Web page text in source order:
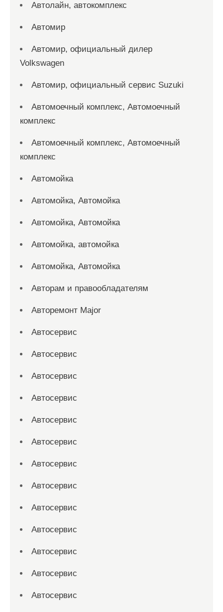
Автолайн, автокомплекс
Автомир
Автомир, официальный дилер
Volkswagen
Автомир, официальный сервис Suzuki
Автомоечный комплекс, Автомоечный
комплекс
Автомоечный комплекс, Автомоечный
комплекс
Автомойка
Автомойка, Автомойка
Автомойка, Автомойка
Автомойка, автомойка
Автомойка, Автомойка
Авторам и правообладателям
Авторемонт Major
Автосервис
Автосервис
Автосервис
Автосервис
Автосервис
Автосервис
Автосервис
Автосервис
Автосервис
Автосервис
Автосервис
Автосервис
Автосервис